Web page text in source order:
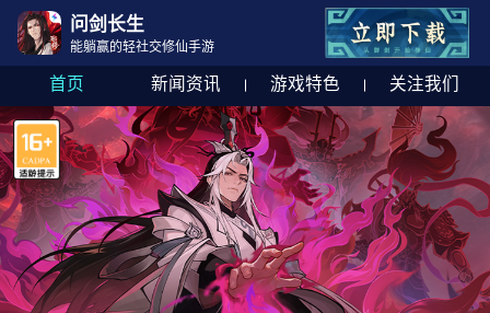
问剑长生
能躺赢的轻社交修仙手游
首页 新闻资讯 游戏特色 关注我们